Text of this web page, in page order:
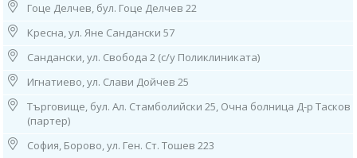
15. София, ж.к. “Овча Купел″ 1, ул. “Д-р Васил Караконовски” 1
(до 21 ДКЦ), тел: 0882 592 021
Работно време: 08.00ч до 16.00ч /от понеделник до петък/
16. София, ж.к. “Разсадника”, ул. “Алеко Туранджа” 49 (до болница
Тина Киркова)
тел: 0885 901 129
Работно време: 08.00ч до 16.00ч /от понеделник до петък/
17. София, ж.к. “Свобода”, ул. ”Дилянка” 20
Гоце Делчев, бул. Гоце Делчев 22
Кресна, ул. Яне Сандански 57
Сандански, ул. Свобода 2 (с/у Поликлиниката)
Игнатиево, ул. Слави Дойчев 25
Търговище, бул. Ал. Стамболийски 25, Очна болница Д-р Тасков
(партер)
София, Борово, ул. Ген. Ст. Тошев 223